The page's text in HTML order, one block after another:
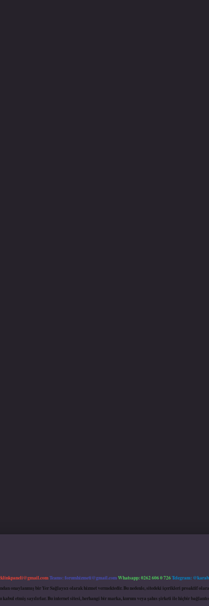
Teams:forumhizmeti@gmail.comWhatsapp: 0262 606 0 726Telegram:
onaylanmış bir Yer Sağlayıcı olarak hizmet vermektedir. Bu nedenle, sitedeki içerikleri proaktif
etmiş sayılırlar. Bu internet sitesi, herhangi bir marka, kurum veya şahıs şirketi ile hiçbir